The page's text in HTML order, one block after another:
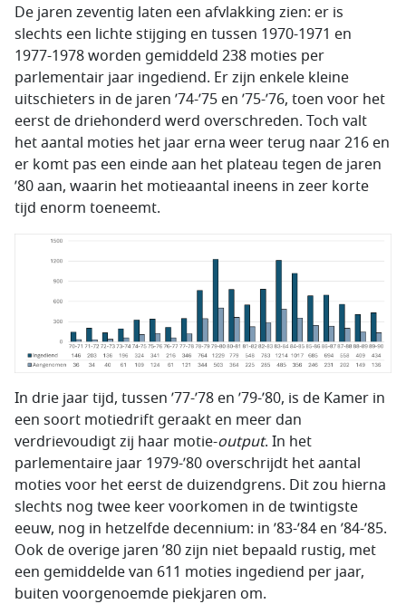
De jaren zeventig laten een afvlakking zien: er is
slechts een lichte stijging en tussen 1970-1971 en
1977-1978 worden gemiddeld 238 moties per
parlementair jaar ingediend. Er zijn enkele kleine
uitschieters in de jaren ’74-’75 en ’75-’76, toen voor het
eerst de driehonderd werd overschreden. Toch valt
het aantal moties het jaar erna weer terug naar 216 en
er komt pas een einde aan het plateau tegen de jaren
’80 aan, waarin het motieaantal ineens in zeer korte
tijd enorm toeneemt.
In drie jaar tijd, tussen ’77-’78 en ’79-’80, is de Kamer in
een soort motiedrift geraakt en meer dan
verdrievoudigt zij haar motie-output. In het
parlementaire jaar 1979-’80 overschrijdt het aantal
moties voor het eerst de duizendgrens. Dit zou hierna
slechts nog twee keer voorkomen in de twintigste
eeuw, nog in hetzelfde decennium: in ’83-’84 en ’84-’85.
Ook de overige jaren ’80 zijn niet bepaald rustig, met
een gemiddelde van 611 moties ingediend per jaar,
buiten voorgenoemde piekjaren om.